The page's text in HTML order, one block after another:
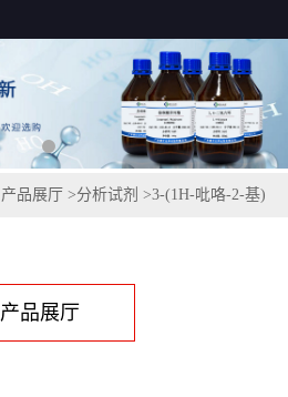
产品展厅 >分析试剂 >3-(1H-吡咯-2-基)
产品展厅